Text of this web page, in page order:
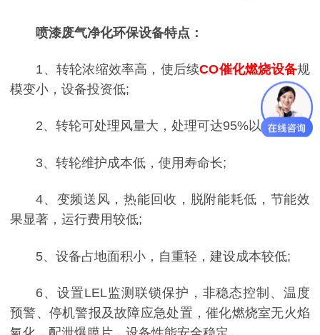
喷漆废气净化环保设备特点：
1、转轮浓缩效率高，使后续CO催化燃烧设备规
模变小，设备投资低;
2、转轮可处理风量大，处理可达95%以上;
3、转轮维护成本低，使用寿命长;
4、变频送风，热能回收，脱附能耗低，节能效
果显著，运行费用较低;
5、设备占地面积小，自重轻，建设成本较低;
6、设置LEL监测联锁保护，非稳态控制、温度
预警、停机警报及故障应急处置，催化燃烧室无火焰